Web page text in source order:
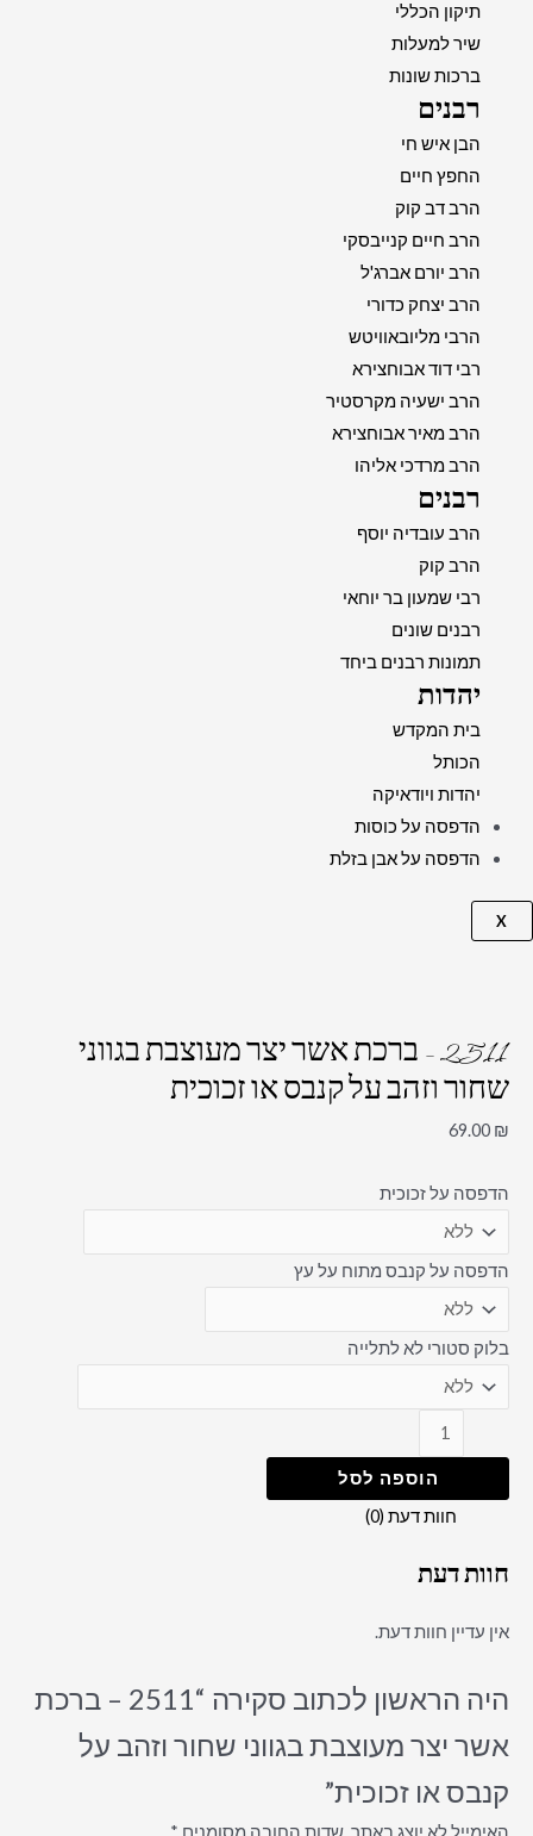
תיקון הכללי
שיר למעלות
ברכות שונות
רבנים
הבן איש חי
החפץ חיים
הרב דב קוק
הרב חיים קנייבסקי
הרב יורם אברג'ל
הרב יצחק כדורי
הרבי מליובאוויטש
רבי דוד אבוחצירא
הרב ישעיה מקרסטיר
הרב מאיר אבוחצירא
הרב מרדכי אליהו
רבנים
הרב עובדיה יוסף
הרב קוק
רבי שמעון בר יוחאי
רבנים שונים
תמונות רבנים ביחד
יהדות
בית המקדש
הכותל
יהדות ויודאיקה
הדפסה על כוסות
הדפסה על אבן בזלת
X
2511 – ברכת אשר יצר מעוצבת בגווני
שחור וזהב על קנבס או זכוכית
69.00 ₪
הדפסה על זכוכית
הדפסה על קנבס מתוח על עץ
בלוק סטורי לא לתלייה
הוספה לסל
חוות דעת (0)
חוות דעת
אין עדיין חוות דעת.
היה הראשון לכתוב סקירה “2511 – ברכת
אשר יצר מעוצבת בגווני שחור וזהב על
קנבס או זכוכית”
האימייל לא יוצג באתר. שדות החובה מסומנים *